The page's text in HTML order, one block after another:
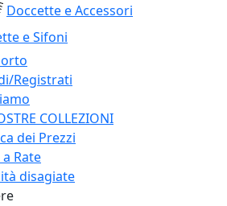
Doccette e Accessori
e Sifoni
Registrati
COLLEZIONI
dei Prezzi
Rate
disagiate